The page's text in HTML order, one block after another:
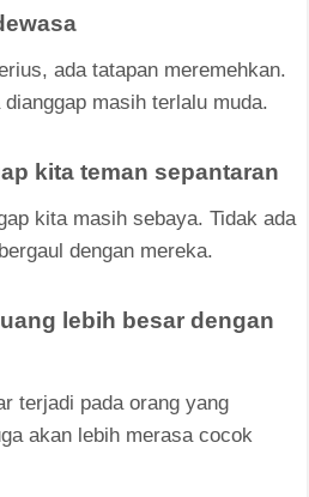
ada tatapan meremehkan.
masih terlalu muda.
kita teman sepantaran
kita masih sebaya. Tidak ada
dengan mereka.
lebih besar dengan
terjadi pada orang yang
akan lebih merasa cocok